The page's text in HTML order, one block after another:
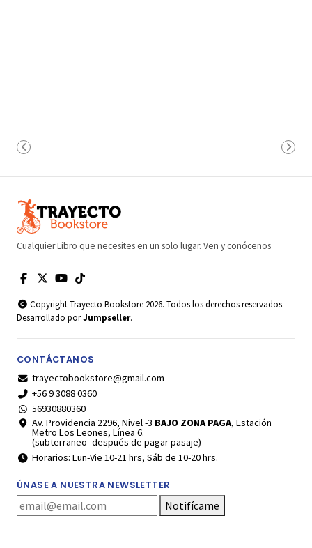
Cualquier Libro que necesites en un solo lugar. Ven y conócenos
Copyright Trayecto Bookstore 2026. Todos los derechos reservados.
Desarrollado porJumpseller.
CONTÁCTANOS
trayectobookstore@gmail.com
+56 9 3088 0360
56930880360
Av. Providencia 2296, Nivel -3 BAJO ZONA PAGA, Estación
Metro Los Leones, Línea 6.
(subterraneo- después de pagar pasaje)
Horarios: Lun-Vie 10-21 hrs, Sáb de 10-20 hrs.
ÚNASE A NUESTRA NEWSLETTER
Notifícame